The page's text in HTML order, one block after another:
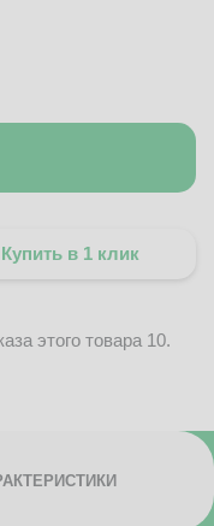
Купить в 1 клик
этого товара 10.